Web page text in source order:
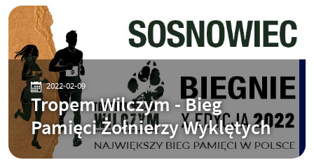
2022-02-09
Tropem Wilczym - Bieg
Pamięci Żołnierzy Wyklętych